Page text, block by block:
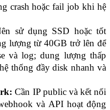
crash hoặc fail job khi hệ
sử dụng SSD hoặc tốt
lượng từ 40GB trở lên để
và log; dung lượng thấp
thống đầy disk nhanh và
Cần IP public và kết nối
và API hoạt động